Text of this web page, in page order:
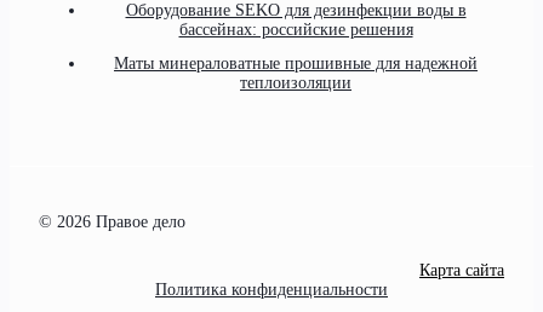
Оборудование SEKO для дезинфекции воды в
бассейнах: российские решения
Маты минераловатные прошивные для надежной
теплоизоляции
© 2026 Правое дело
Карта сайта
Политика конфиденциальности